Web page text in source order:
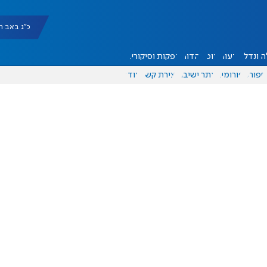
כ"ג באב תשפ"ו
ונדל"ן דעות אוכל יהדות הפקות וסיקורים
ספורט פורומים אתר ישיבה יצירת קשר עוד